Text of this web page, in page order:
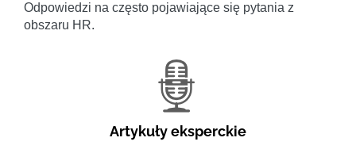
Odpowiedzi na często pojawiające się pytania z
obszaru HR.
Artykuły eksperckie